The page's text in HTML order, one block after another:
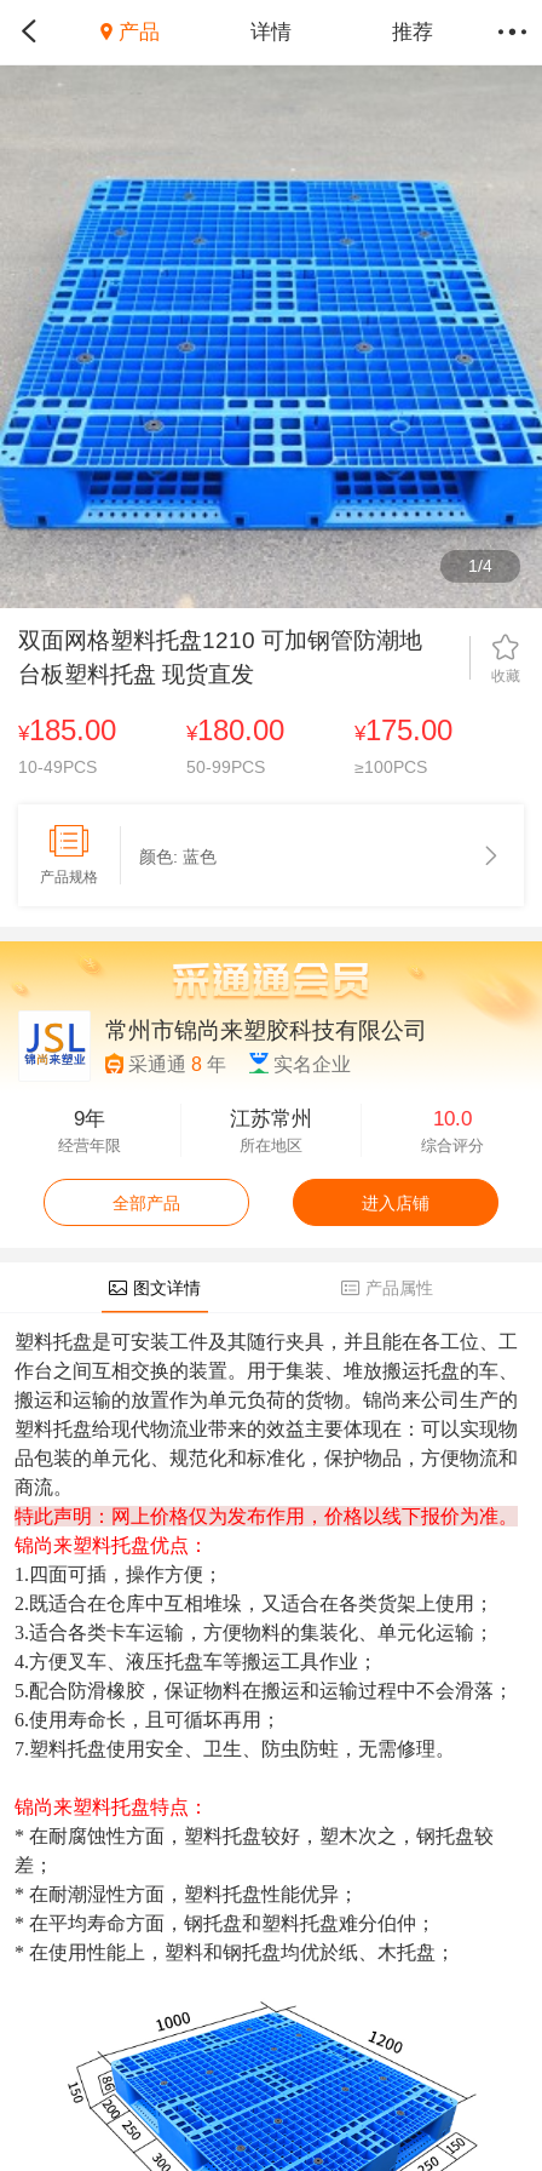
产品 详情 推荐
1/4
双面网格塑料托盘1210 可加钢管防潮地
台板塑料托盘 现货直发
收藏
¥185.00
10-49PCS
¥180.00
50-99PCS
¥175.00
≥100PCS
产品规格
颜色: 蓝色
常州市锦尚来塑胶科技有限公司
采通通8 年 实名企业
9年
经营年限
江苏常州
所在地区
10.0
综合评分
全部产品 进入店铺
图文详情 产品属性
塑料托盘是可安装工件及其随行夹具，并且能在各工位、工
作台之间互相交换的装置。用于集装、堆放搬运托盘的车、
搬运和运输的放置作为单元负荷的货物。 锦尚来公司生产的
塑料托盘给现代物流业带来的效益主要体现在：可以实现物
品包装的单元化、规范化和标准化，保护物品，方便物流和
商流。
特此声明：网上价格仅为发布作用，价格以线下报价为准。
锦尚来塑料托盘优点：
1.四面可插，操作方便；
2.既适合在仓库中互相堆垛，又适合在各类货架上使用；
3.适合各类卡车运输，方便物料的集装化、单元化运输；
4.方便叉车、液压托盘车等搬运工具作业；
5.配合防滑橡胶，保证物料在搬运和运输过程中不会滑落；
6.使用寿命长，且可循坏再用；
7.塑料托盘使用安全、卫生、防虫防蛀，无需修理。
锦尚来塑料托盘特点：
* 在耐腐蚀性方面，塑料托盘较好，塑木次之，钢托盘较
差；
* 在耐潮湿性方面，塑料托盘性能优异；
* 在平均寿命方面，钢托盘和塑料托盘难分伯仲；
* 在使用性能上，塑料和钢托盘均优於纸、木托盘；